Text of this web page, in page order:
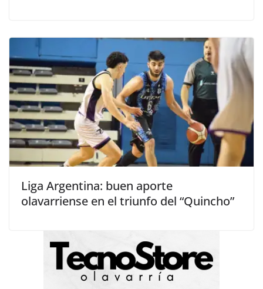
Liga Argentina: buen aporte
olavarriense en el triunfo del “Quincho”